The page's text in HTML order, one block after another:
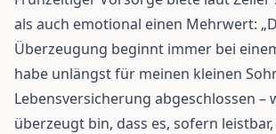
als auch emotional einen Mehrwert:
Überzeugung beginnt immer bei
habe unlängst für meinen kleinen
Lebensversicherung abgeschlossen –
überzeugt bin, dass es, sofern